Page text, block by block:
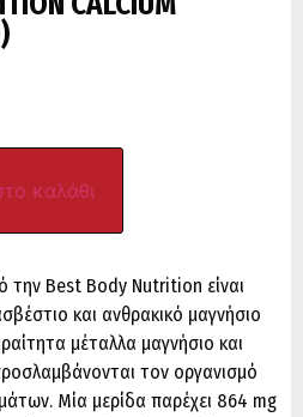
καλάθι
την Best Body Nutrition είναι
και ανθρακικό μαγνήσιο
μέταλλα μαγνήσιο και
τον οργανισμό
Μία μερίδα παρέχει 864 mg